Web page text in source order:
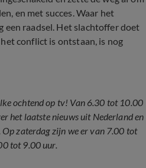
en met succes. Waar het
een raadsel. Het slachtoffer doet
conflict is ontstaan, is nog
ochtend op tv! Van 6.30 tot 10.00
het laatste nieuws uit Nederland en
zaterdag zijn we er van 7.00 tot
tot 9.00 uur.